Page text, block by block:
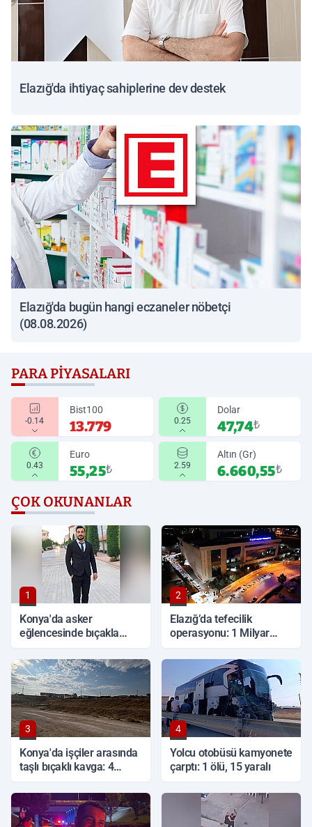
Elazığ'da ihtiyaç sahiplerine dev destek
Elazığ'da bugün hangi eczaneler nöbetçi
(08.08.2026)
PARA PIYASALARI
-0.14
Bist100
13.779 0.25
Dolar
47,74₺
0.43
Euro
55,25₺ 2.59
Altın (Gr)
6.660,55₺
ÇOK OKUNANLAR
1
Konya'da asker
eğlencesinde bıçakla
2
Elazığ’da tefecilik
operasyonu: 1 Milyar
3
Konya'da işçiler arasında
taşlı bıçaklı kavga: 4
4
Yolcu otobüsü kamyonete
çarptı: 1 ölü, 15 yaralı